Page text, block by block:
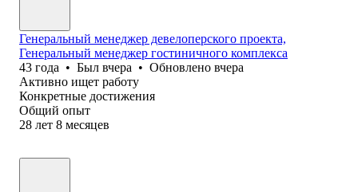
Генеральный менеджер девелоперского проекта,
Генеральный менеджер гостиничного комплекса
43 года • Был вчера • Обновлено вчера
Активно ищет работу
Конкретные достижения
Общий опыт
28 лет 8 месяцев